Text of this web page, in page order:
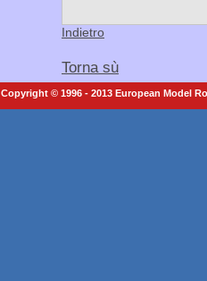
Indietro
Torna sù
Copyright © 1996 - 2013 European Model